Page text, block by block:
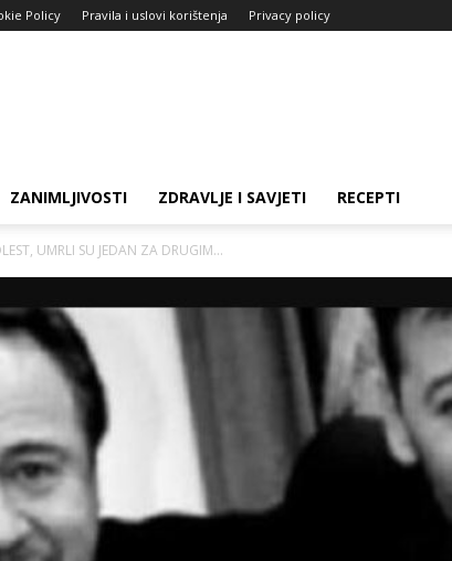
Policy Pravila i uslovi korištenja Privacy policy
ZANIMLJIVOSTI ZDRAVLJE I SAVJETI RECEPTI
UMRLI SU JEDAN ZA DRUGIM...